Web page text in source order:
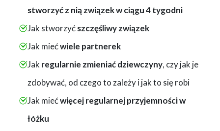
stworzyć z nią związek w ciągu 4 tygodni
Jak stworzyćszczęśliwy związek
Jak miećwiele partnerek
Jak regularnie zmieniać dziewczyny, czy jak je
zdobywać, od czego to zależy i jak to się robi
Jak miećwięcej regularnej przyjemności w
łóżku